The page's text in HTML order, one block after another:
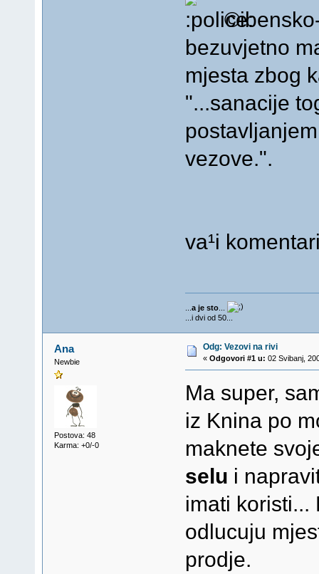
bezuvjetno
mjesta zbog
"...sanacije
vezove.".
va¹i
a je sto...
...i dvi od 50...
Ana
Newbie
Postova: 48
Karma: +0/-0
Odg: Vezovi na rivi
« Odgovori #1 u: 02 Svibanj,
Ma super,
iz Knina po
maknete
selu i
imati koristi...
odlucuju
prodje.